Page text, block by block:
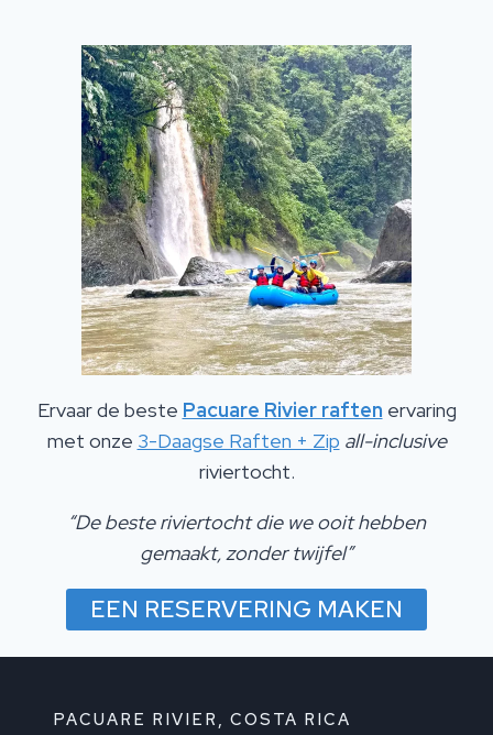
Ervaar de beste Pacuare Rivier raften ervaring
met onze 3-Daagse Raften + Zip all-inclusive
riviertocht.
“De beste riviertocht die we ooit hebben
gemaakt, zonder twijfel”
EEN RESERVERING MAKEN
PACUARE RIVIER, COSTA RICA